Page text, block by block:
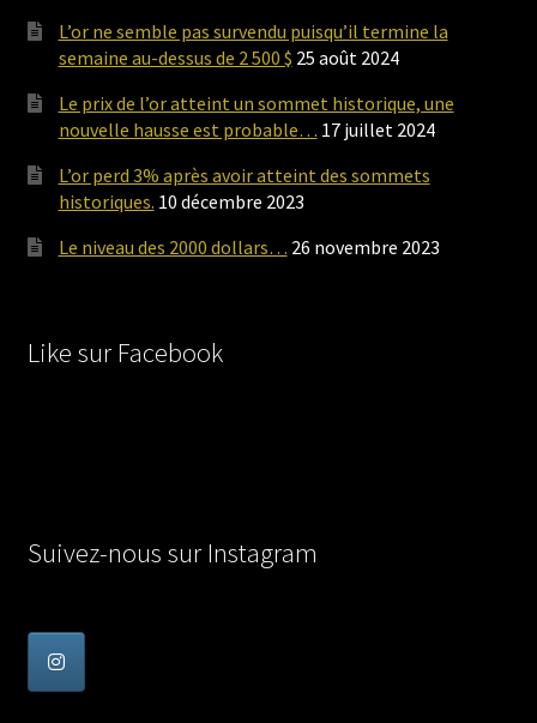
L’or ne semble pas survendu puisqu’il termine la
semaine au-dessus de 2 500 $ 25 août 2024
Le prix de l’or atteint un sommet historique, une
nouvelle hausse est probable… 17 juillet 2024
L’or perd 3% après avoir atteint des sommets
historiques. 10 décembre 2023
Le niveau des 2000 dollars… 26 novembre 2023
Like sur Facebook
Suivez-nous sur Instagram